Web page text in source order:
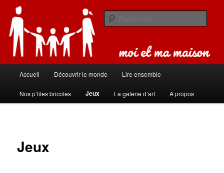
contenu
principalMoi et ma maison
Carnet de bord de famille
principal
Accueil Découvrir le monde Lire ensemble
Nos p’tites bricoles Jeux La galerie d’art À propos
Jeux